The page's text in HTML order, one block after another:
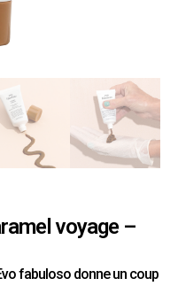
voyage –
fabuloso donne un coup